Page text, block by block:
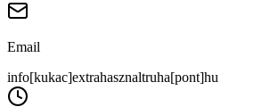
Email
info[kukac]extrahasznaltruha[pont]hu